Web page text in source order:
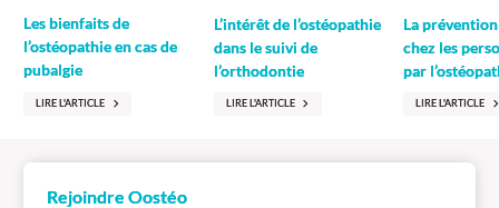
Les bienfaits de
l’ostéopathie en cas de
pubalgie
LIRE L'ARTICLE
L’intérêt de l’ostéopathie
dans le suivi de
l’orthodontie
LIRE L'ARTICLE
La
chez les
par
LIRE L'ARTICLE
Rejoindre Oostéo